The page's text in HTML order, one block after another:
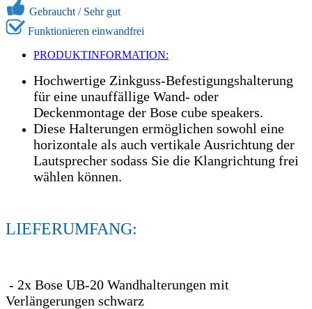
Gebraucht / Sehr gut
Funktionieren einwandfrei
PRODUKTINFORMATION:
Hochwertige Zinkguss-Befestigungshalterung
für eine unauffällige Wand- oder
Deckenmontage der Bose cube speakers.
Diese Halterungen ermöglichen sowohl eine
horizontale als auch vertikale Ausrichtung der
Lautsprecher sodass Sie die Klangrichtung frei
wählen können.
LIEFERUMFANG:
- 2x Bose UB-20 Wandhalterungen mit
Verlängerungen schwarz